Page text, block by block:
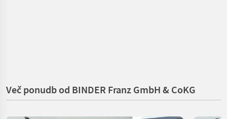
Več ponudb od BINDER Franz GmbH & CoKG